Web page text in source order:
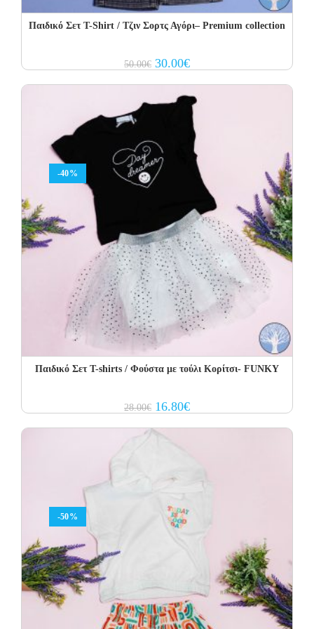
Παιδικό Σετ T-Shirt / Τζιν Σορτς Αγόρι– Premium collection
50.00€ Original
price
30.00€Current
price
-40%
Παιδικό Σετ Τ-shirts / Φούστα με τούλι Κορίτσι- FUNKY
28.00€ Original
price
28.00€.
16.80€Current
price
-50%